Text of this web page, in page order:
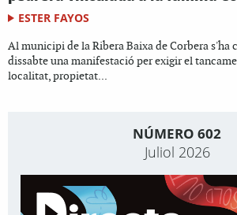
ESTER FAYOS
Al municipi de la Ribera Baixa de Corbera s'ha
dissabte una manifestació per exigir el
localitat, propietat...
NÚMERO 602
Juliol 2026